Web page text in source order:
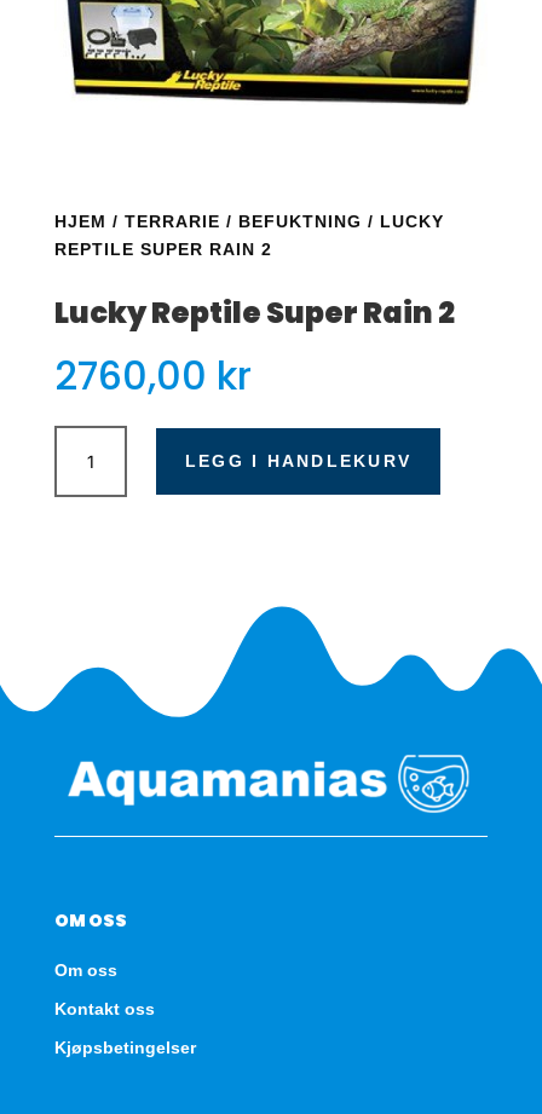
HJEM / TERRARIE / BEFUKTNING / LUCKY
REPTILE SUPER RAIN 2
Lucky Reptile Super Rain 2
2760,00 kr
Lucky
Reptile
Super
LEGG I HANDLEKURV
OM OSS
Om oss
Kontakt oss
Kjøpsbetingelser